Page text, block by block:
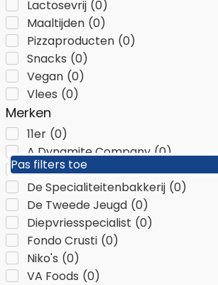
Pas filters toe
Lactosevrij (0)
Maaltijden (0)
Pizzaproducten (0)
Snacks (0)
Vegan (0)
Vlees (0)
Merken
11er (0)
A Dynamite Company (0)
De Kroket (0)
De Specialiteitenbakkerij (0)
De Tweede Jeugd (0)
Diepvriesspecialist (0)
Fondo Crusti (0)
Niko's (0)
VA Foods (0)
Pas filters toe